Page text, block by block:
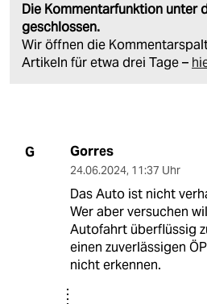
Die Kommentarfunktion unter
geschlossen.
Wir öffnen die
Artikeln für etwa drei Tage –
G Gorres
24.06.2024, 11:37 Uhr
Das Auto ist nicht
Wer aber versuchen
Autofahrt überflüssig
einen zuverlässigen
nicht erkennen.